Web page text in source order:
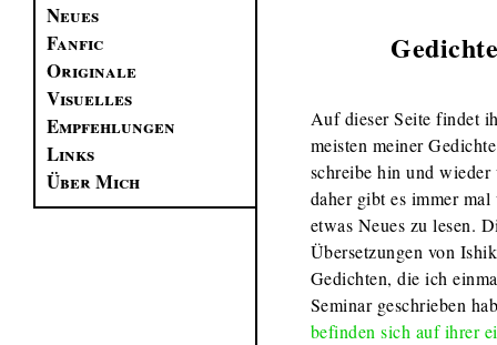
Neues
Fanfic
Originale
Visuelles
Empfehlungen
Links
Über Mich
Auf dieser Seite findet
meisten meiner
schreibe hin und wieder
daher gibt es immer mal
etwas Neues zu lesen.
Übersetzungen von
Gedichten, die ich
Seminar geschrieben
befinden sich auf ihrer